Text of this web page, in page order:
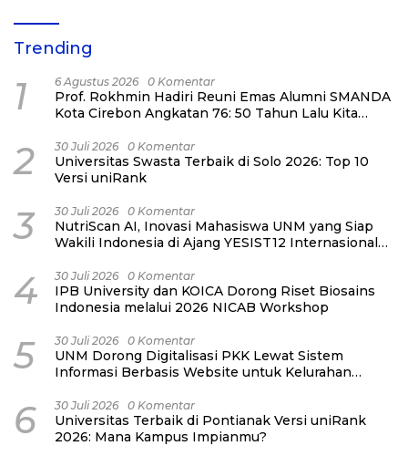
Trending
1 6 Agustus 2026 0 Komentar
Prof. Rokhmin Hadiri Reuni Emas Alumni SMANDA
Kota Cirebon Angkatan 76: 50 Tahun Lalu Kita
2 30 Juli 2026 0 Komentar
Universitas Swasta Terbaik di Solo 2026: Top 10
Versi uniRank
3 30 Juli 2026 0 Komentar
NutriScan AI, Inovasi Mahasiswa UNM yang Siap
Wakili Indonesia di Ajang YESIST12 Internasional
4 30 Juli 2026 0 Komentar
IPB University dan KOICA Dorong Riset Biosains
Indonesia melalui 2026 NICAB Workshop
5 30 Juli 2026 0 Komentar
UNM Dorong Digitalisasi PKK Lewat Sistem
Informasi Berbasis Website untuk Kelurahan
6 30 Juli 2026 0 Komentar
Universitas Terbaik di Pontianak Versi uniRank
2026: Mana Kampus Impianmu?